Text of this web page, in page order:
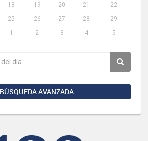
18 19 20 21
22
25 26 27 28
29
1 2 3 4 5
BÚSQUEDA AVANZADA